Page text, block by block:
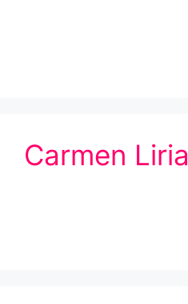
Carmen Liria